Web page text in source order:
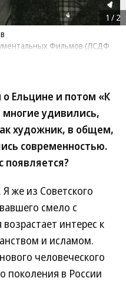
Фильмов (ЛСДФ
1 / 2
Ельцине и потом «К
удивились,
художник, в общем,
современностью.
появляется?
же из Советского
смело с
интерес к
и исламом.
человеческого
поколения в России